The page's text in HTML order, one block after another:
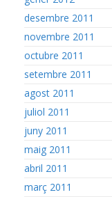
desembre 2011
novembre 2011
octubre 2011
setembre 2011
agost 2011
juliol 2011
juny 2011
maig 2011
abril 2011
març 2011